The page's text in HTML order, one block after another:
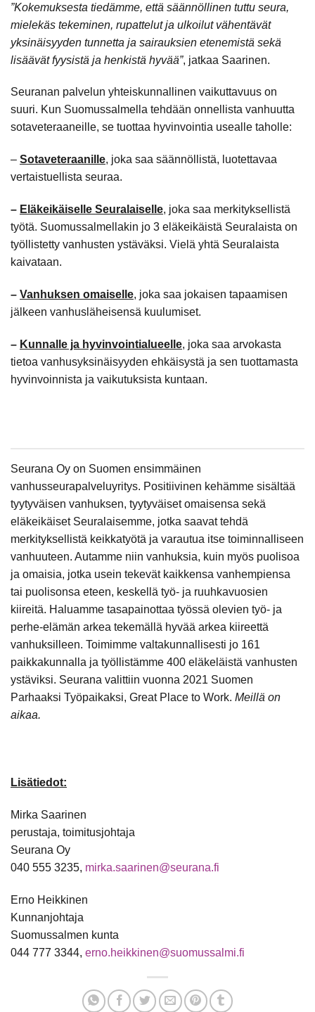
”Kokemuksesta tiedämme, että säännöllinen tuttu seura,
mielekäs tekeminen, rupattelut ja ulkoilut vähentävät
yksinäisyyden tunnetta ja sairauksien etenemistä sekä
lisäävät fyysistä ja henkistä hyvää”, jatkaa Saarinen.
Seuranan palvelun yhteiskunnallinen vaikuttavuus on
suuri. Kun Suomussalmella tehdään onnellista vanhuutta
sotaveteraaneille, se tuottaa hyvinvointia usealle taholle:
– Sotaveteraanille, joka saa säännöllistä, luotettavaa
vertaistuellista seuraa.
– Eläkeikäiselle Seuralaiselle, joka saa merkityksellistä
työtä. Suomussalmellakin jo 3 eläkeikäistä Seuralaista on
työllistetty vanhusten ystäväksi. Vielä yhtä Seuralaista
kaivataan.
– Vanhuksen omaiselle, joka saa jokaisen tapaamisen
jälkeen vanhusläheisensä kuulumiset.
– Kunnalle ja hyvinvointialueelle, joka saa arvokasta
tietoa vanhusyksinäisyyden ehkäisystä ja sen tuottamasta
hyvinvoinnista ja vaikutuksista kuntaan.
Seurana Oy on Suomen ensimmäinen
vanhusseurapalveluyritys. Positiivinen kehämme sisältää
tyytyväisen vanhuksen, tyytyväiset omaisensa sekä
eläkeikäiset Seuralaisemme, jotka saavat tehdä
merkityksellistä keikkatyötä ja varautua itse toiminnalliseen
vanhuuteen. Autamme niin vanhuksia, kuin myös puolisoa
ja omaisia, jotka usein tekevät kaikkensa vanhempiensa
tai puolisonsa eteen, keskellä työ- ja ruuhkavuosien
kiireitä. Haluamme tasapainottaa työssä olevien työ- ja
perhe-elämän arkea tekemällä hyvää arkea kiireettä
vanhuksilleen. Toimimme valtakunnallisesti jo 161
paikkakunnalla ja työllistämme 400 eläkeläistä vanhusten
ystäviksi. Seurana valittiin vuonna 2021 Suomen
Parhaaksi Työpaikaksi, Great Place to Work. Meillä on
aikaa.
Lisätiedot:
Mirka Saarinen
perustaja, toimitusjohtaja
Seurana Oy
040 555 3235, mirka.saarinen@seurana.fi
Erno Heikkinen
Kunnanjohtaja
Suomussalmen kunta
044 777 3344, erno.heikkinen@suomussalmi.fi